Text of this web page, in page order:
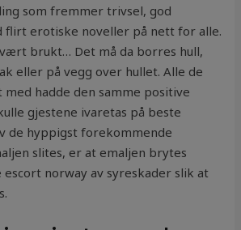
som fremmer trivsel, god
flirt erotiske noveller på nett for alle.
brukt… Det må da borres hull,
eller på vegg over hullet. Alle de
med hadde den samme positive
gjestene ivaretas på beste
de hyppigst forekommende
slites, er at emaljen brytes
norway av syreskader slik at